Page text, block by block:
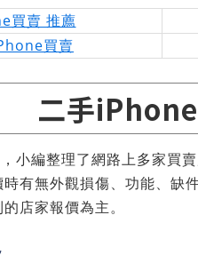
買賣 推薦
買賣
二手
小編整理了網路上多家買
有無外觀損傷、功能、缺
店家報價為主。